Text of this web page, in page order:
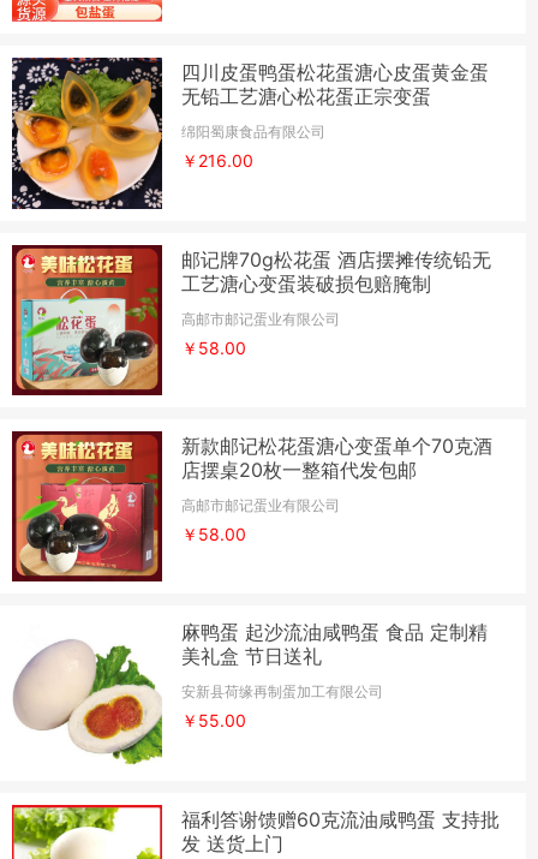
四川皮蛋鸭蛋松花蛋溏心皮蛋黄金蛋
无铅工艺溏心松花蛋正宗变蛋
绵阳蜀康食品有限公司
￥216.00
邮记牌70g松花蛋 酒店摆摊传统铅无
工艺溏心变蛋装破损包赔腌制
高邮市邮记蛋业有限公司
￥58.00
新款邮记松花蛋溏心变蛋单个70克酒
店摆桌20枚一整箱代发包邮
高邮市邮记蛋业有限公司
￥58.00
麻鸭蛋 起沙流油咸鸭蛋 食品 定制精
美礼盒 节日送礼
安新县荷缘再制蛋加工有限公司
￥55.00
福利答谢馈赠60克流油咸鸭蛋 支持批
发 送货上门